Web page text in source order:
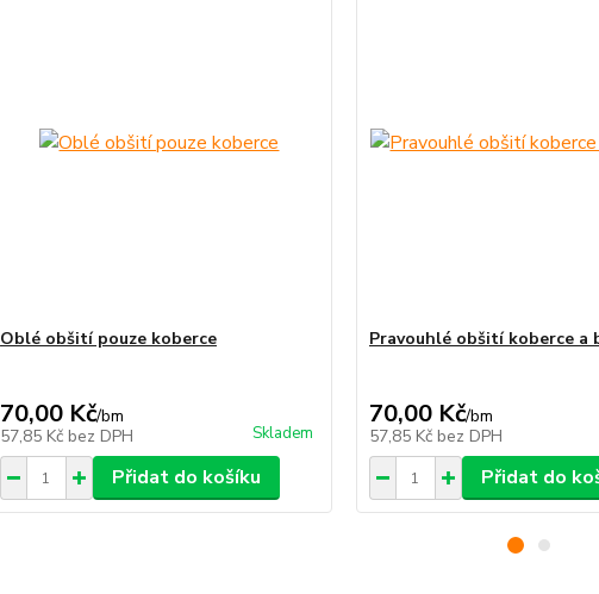
Oblé obšití pouze koberce
70,00 Kč/bm
57,85 Kč bez DPH Skladem
Přidat do košíku
Pravouhlé obšití koberce a
70,00 Kč/bm
57,85 Kč bez DPH
Přidat do